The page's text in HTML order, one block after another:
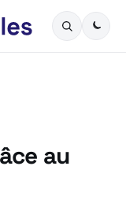
au